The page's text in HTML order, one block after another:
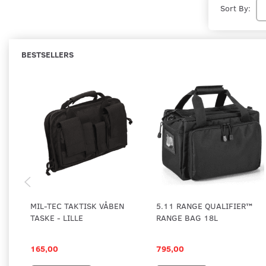
Sort By:
BESTSELLERS
MIL-TEC TAKTISK VÅBEN
TASKE - LILLE
165,00
5.11 RANGE QUALIFIER™
RANGE BAG 18L
795,00